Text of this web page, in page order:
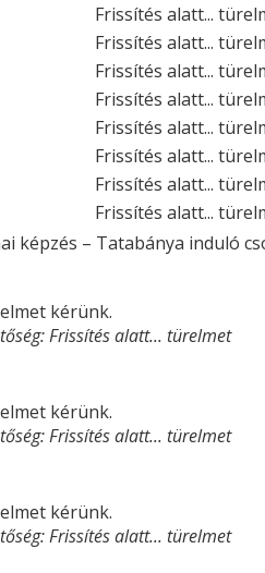
Frissítés alatt...
Frissítés alatt...
Frissítés alatt...
Frissítés alatt...
Frissítés alatt...
Frissítés alatt...
Frissítés alatt...
Frissítés alatt...
képzés – Tatabánya induló
kérünk.
Frissítés alatt... türelmet
kérünk.
Frissítés alatt... türelmet
kérünk.
Frissítés alatt... türelmet